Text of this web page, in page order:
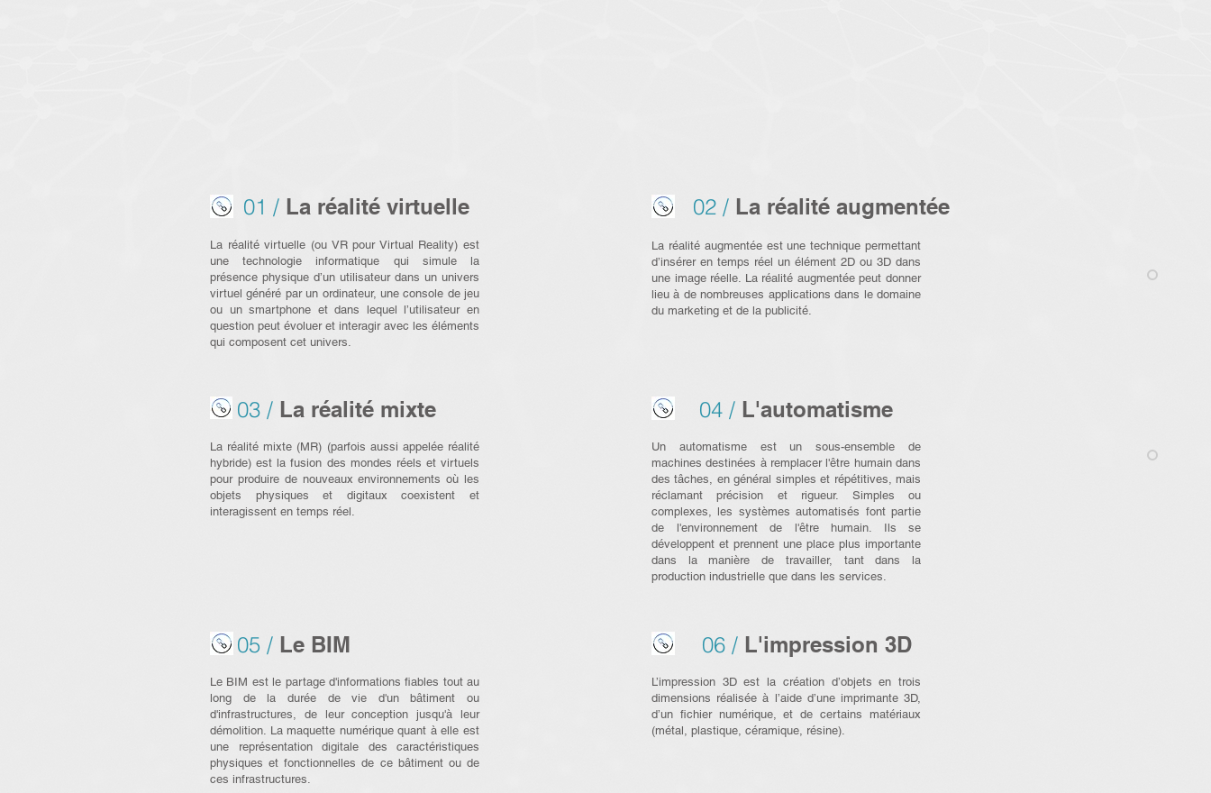
01 / La réalité virtuelle
La réalité virtuelle (ou VR pour Virtual Reality) est
une technologie informatique qui simule la
présence physique d’un utilisateur dans un univers
virtuel généré par un ordinateur, une console de jeu
ou un smartphone et dans lequel l’utilisateur en
question peut évoluer et interagir avec les éléments
qui composent cet univers.
03 / La réalité mixte
La réalité mixte (MR) (parfois aussi appelée réalité
hybride) est la fusion des mondes réels et virtuels
pour produire de nouveaux environnements où les
objets physiques et digitaux coexistent et
interagissent en temps réel.
05 / Le BIM
Le BIM est le partage d'informations fiables tout au
long de la durée de vie d'un bâtiment ou
d'infrastructures, de leur conception jusqu'à leur
démolition. La maquette numérique quant à elle est
une représentation digitale des caractéristiques
physiques et fonctionnelles de ce bâtiment ou de
ces infrastructures.
02 / La réalité augmentée
La réalité augmentée est une technique permettant
d’insérer en temps réel un élément 2D ou 3D dans
une image réelle. La réalité augmentée peut donner
lieu à de nombreuses applications dans le domaine
du marketing et de la publicité.
04 / L'automatisme
Un automatisme est un sous-ensemble de
machines destinées à remplacer l'être humain dans
des tâches, en général simples et répétitives, mais
réclamant précision et rigueur. Simples ou
complexes, les systèmes automatisés font partie
de l'environnement de l'être humain. Ils se
développent et prennent une place plus importante
dans la manière de travailler, tant dans la
production industrielle que dans les services.
06 / L'impression 3D
L’impression 3D est la création d’objets en trois
dimensions réalisée à l’aide d’une imprimante 3D,
d’un fichier numérique, et de certains matériaux
(métal, plastique, céramique, résine).